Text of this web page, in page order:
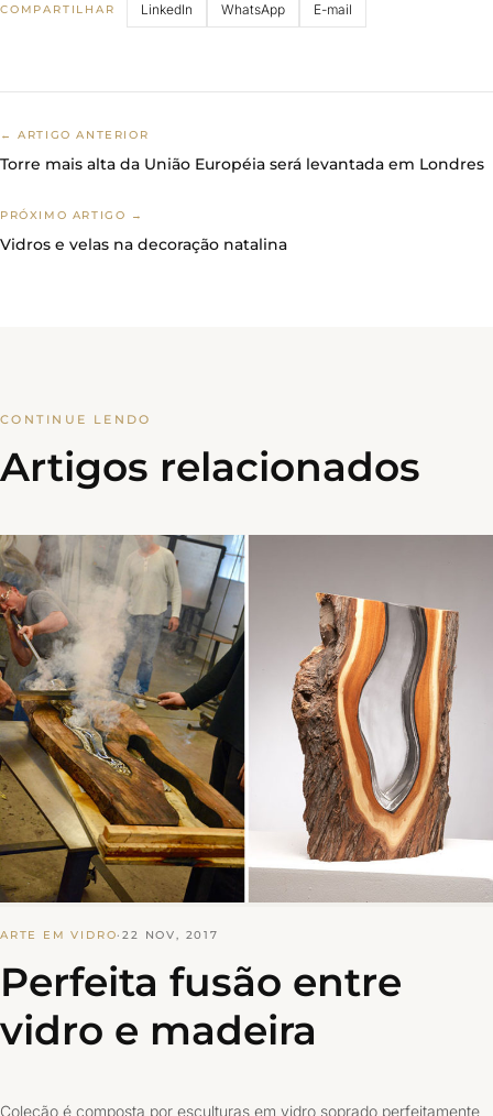
COMPARTILHAR LinkedIn WhatsApp E-mail
← ARTIGO ANTERIOR
Torre mais alta da União Européia será levantada em Londres
PRÓXIMO ARTIGO →
Vidros e velas na decoração natalina
CONTINUE LENDO
Artigos relacionados
ARTE EM VIDRO·22 NOV, 2017
Perfeita fusão entre
vidro e madeira
Coleção é composta por esculturas em vidro soprado perfeitamente